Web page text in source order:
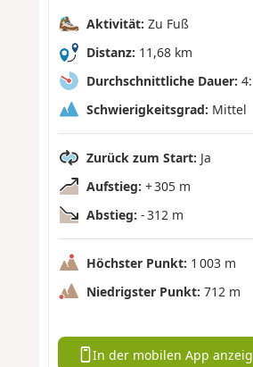
Aktivität: Zu Fuß
Distanz: 11,68 km
Durchschnittliche Dauer:
Schwierigkeitsgrad: Mittel
Zurück zum Start: Ja
Aufstieg: + 305 m
Abstieg: - 312 m
Höchster Punkt: 1 003 m
Niedrigster Punkt: 712 m
In der mobilen App